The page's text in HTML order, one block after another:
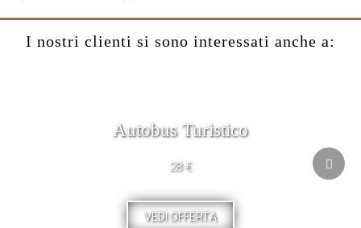
I nostri clienti si sono interessati anche a:
Autobus Turistico
28 €
VEDI OFFERTA